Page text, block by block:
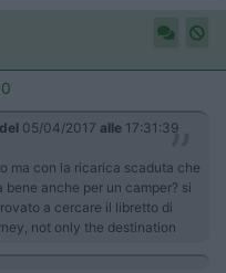
del 05/04/2017 alle 17:31:39
ma con la ricarica scaduta che
anche per un camper? si
a cercare il libretto di
not only the destination